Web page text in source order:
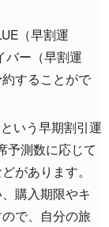
（早割運
バー（早割運
することがで
いう早期割引運
予測数に応じて
があります。
購入期限やキ
で、自分の旅